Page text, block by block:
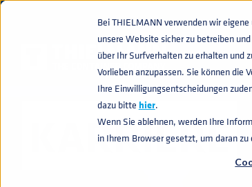
Bei THIELMANN verwenden wir
unsere Website sicher zu betreiben
über Ihr Surfverhalten zu erhalten und
Vorlieben anzupassen. Sie können die
Ihre Einwilligungsentscheidungen
dazu bitte hier.
Wenn Sie ablehnen, werden Ihre
in Ihrem Browser gesetzt, um daran
KARRIERE